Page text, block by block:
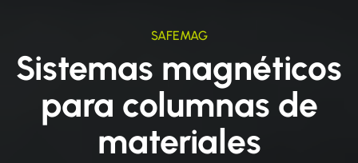
SAFEMAG
Sistemas magnéticos
para columnas de
materiales